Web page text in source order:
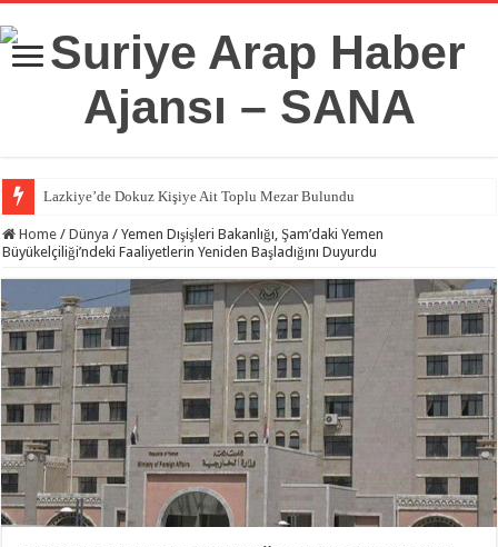
Lazkiye’de Dokuz Kişiye Ait Toplu Mezar Bulundu
Home / Dünya / Yemen Dışişleri Bakanlığı, Şam’daki Yemen
Büyükelçiliği’ndeki Faaliyetlerin Yeniden Başladığını Duyurdu